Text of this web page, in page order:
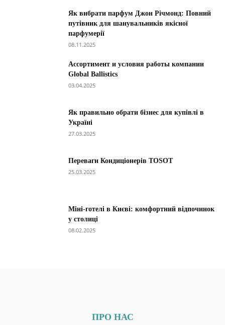
Як вибрати парфум Джон Річмонд: Повний
путівник для шанувальників якісної
парфумерії
08.11.2025
Ассортимент и условия работы компании
Global Ballistics
03.04.2025
Як правильно обрати бізнес для купівлі в
Україні
27.03.2025
Переваги Кондиціонерів TOSOT
25.03.2025
Міні-готелі в Києві: комфортний відпочинок
у столиці
08.02.2025
ПРО НАС